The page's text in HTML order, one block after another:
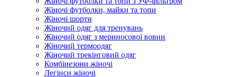
Жіночі футболки, майки та топи
Жіночі шорти
Жіночий одяг для тренувань
Жіночий одяг з мериносової вовни
Жіночий термоодяг
Жіночий трекінговий одяг
Комбінезони жіночі
Легінси жіночі